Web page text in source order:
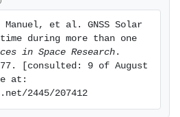
Manuel, et al. GNSS Solar
during more than one
in Space Research .
[consulted: 9 of August
at:
2445/207412